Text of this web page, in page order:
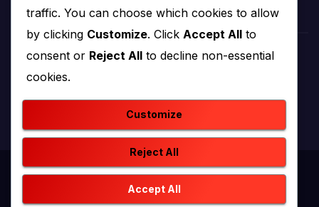
produkcija i emitiranje tv programa
Proudly powered by WordPress|Theme: newstack by
Themeansar
traffic. You can choose which cookies to allow
by clicking Customize. Click Accept All to
consent or Reject All to decline non-essential
cookies.
Customize
Reject All
Accept All